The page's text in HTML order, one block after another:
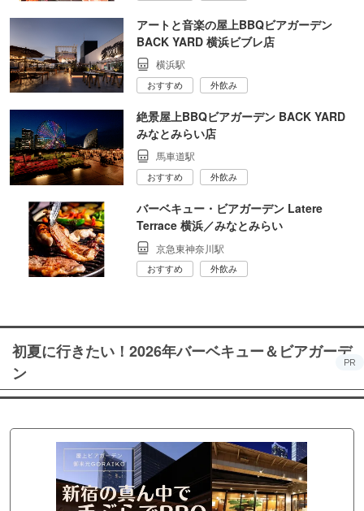
アートと音楽の屋上BBQビアガーデン
BACK YARD 横浜ビブレ店
横浜駅
おすすめ 外飲み
絶景屋上BBQビアガーデン BACK YARD
みなとみらい店
馬車道駅
おすすめ 外飲み
バーベキュー・ビアガーデン Latere
Terrace 横浜／みなとみらい
京急東神奈川駅
おすすめ 外飲み
初夏に行きたい！2026年バーベキュー＆ビアガーデ
ン
PR